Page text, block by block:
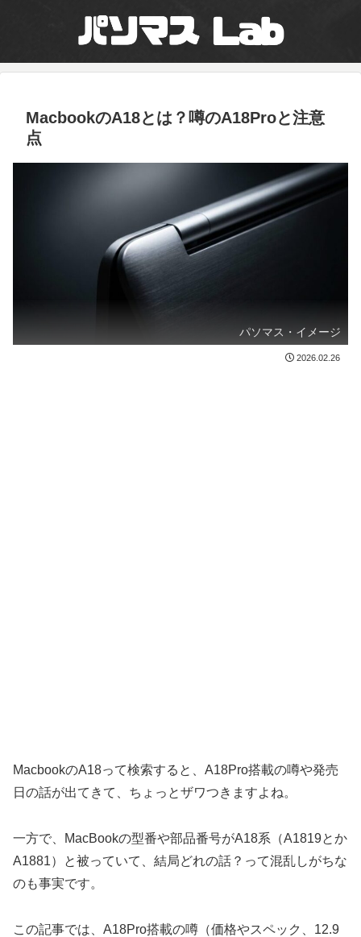
MacbookのA18とは？噂のA18Proと注意
点
パソマス・イメージ
2026.02.26
MacbookのA18って検索すると、A18Pro搭載の噂や発売
日の話が出てきて、ちょっとザワつきますよね。
一方で、MacBookの型番や部品番号がA18系（A1819とか
A1881）と被っていて、結局どれの話？って混乱しがちな
のも事実です。
この記事では、A18Pro搭載の噂（価格やスペック、12.9